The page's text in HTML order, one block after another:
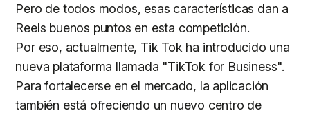
Pero de todos modos, esas características dan a
Reels buenos puntos en esta competición.
Por eso, actualmente, Tik Tok ha introducido una
nueva plataforma llamada "TikTok for Business".
Para fortalecerse en el mercado, la aplicación
también está ofreciendo un nuevo centro de